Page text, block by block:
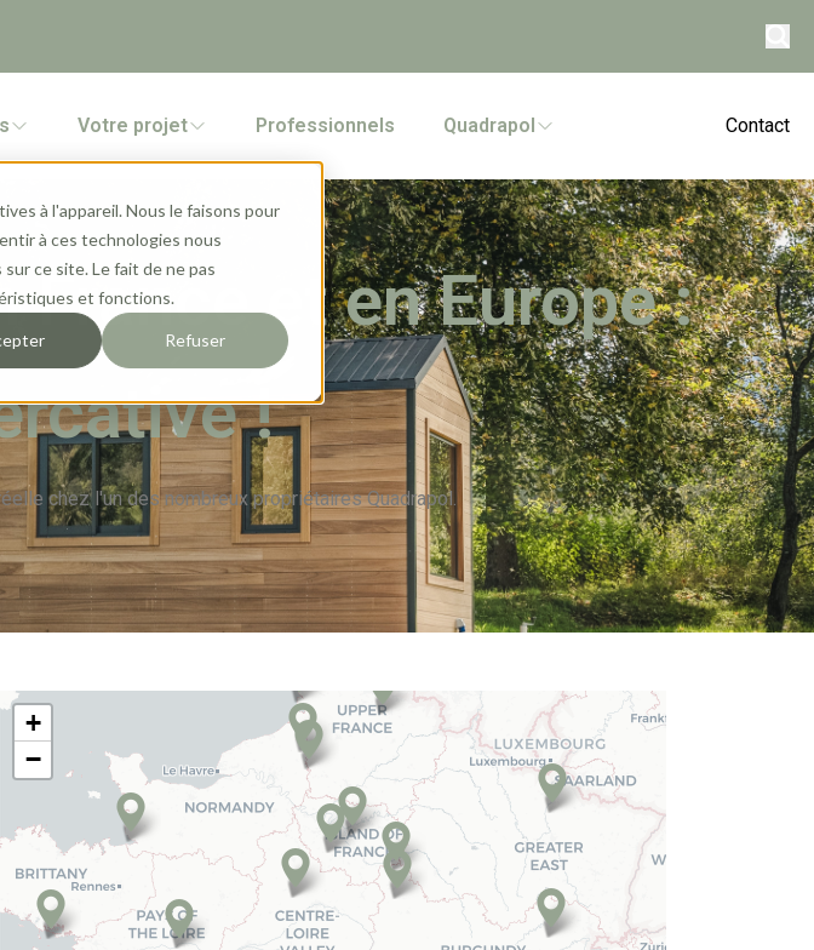
à l'appareil. Nous le faisons pour
à ces technologies nous
ce site. Le fait de ne pas
et fonctions.
Refuser
Votre projet Professionnels Quadrapol Contact
et en Europe :
!
chez l'un des nombreux propriétaires Quadrapol.
+
−